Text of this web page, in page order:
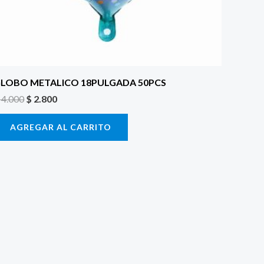
METALICO 18PULGADA 50PCS
4.000$ 2.800
AGREGAR AL CARRITO